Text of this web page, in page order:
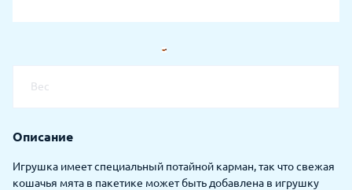
Вес
Описание
Игрушка имеет специальный потайной карман, так что свежая
кошачья мята в пакетике может быть добавлена в игрушку